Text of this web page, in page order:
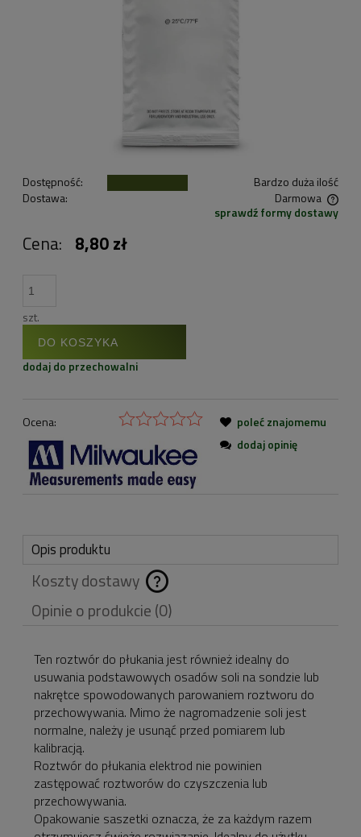
Dostępność:
Bardzo duża ilość
Dostawa:
Darmowa
Cena nie zawiera ewentualnych kosztów płatnościsprawdź formy dostawy
Cena: 8,80 zł
szt.
DO KOSZYKA
dodaj do przechowalni
Ocena:
poleć znajomemu
dodaj opinię
Opis produktu
Koszty dostawy
Cena nie zawiera
ewentualnych kosztów
płatności
Opinie o produkcie (0)
Ten roztwór do płukania jest również idealny do
usuwania podstawowych osadów soli na sondzie lub
nakrętce spowodowanych parowaniem roztworu do
przechowywania. Mimo że nagromadzenie soli jest
normalne, należy je usunąć przed pomiarem lub
kalibracją.
Roztwór do płukania elektrod nie powinien
zastępować roztworów do czyszczenia lub
przechowywania.
Opakowanie saszetki oznacza, że za każdym razem